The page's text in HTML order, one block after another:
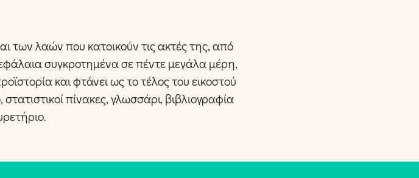
των λαών που κατοικούν τις ακτές της, από
συγκροτημένα σε πέντε μεγάλα μέρη,
και φτάνει ως το τέλος του εικοστού
πίνακες, γλωσσάρι, βιβλιογραφία